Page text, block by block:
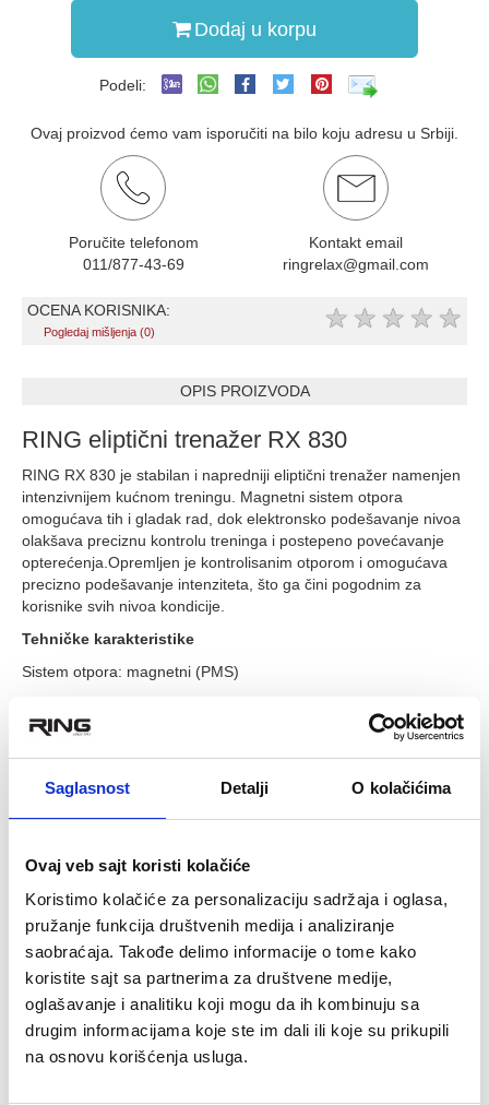
Saglasnost Detalji O kolačićima
Ovaj veb sajt koristi kolačiće
Koristimo kolačiće za personalizaciju sadržaja i oglasa,
pružanje funkcija društvenih medija i analiziranje
saobraćaja. Takođe delimo informacije o tome kako
koristite sajt sa partnerima za društvene medije,
oglašavanje i analitiku koji mogu da ih kombinuju sa
drugim informacijama koje ste im dali ili koje su prikupili
na osnovu korišćenja usluga.
Dodaj u korpu
Podeli:
Ovaj proizvod ćemo vam isporučiti na bilo koju adresu u Srbiji.
Poručite telefonom
011/877-43-69
Kontakt email
ringrelax@gmail.com
OCENA KORISNIKA:
Pogledaj mišljenja (0) ★ ★ ★ ★ ★
OPIS PROIZVODA
RING eliptični trenažer RX 830
RING RX 830 je stabilan i napredniji eliptični trenažer namenjen
intenzivnijem kućnom treningu. Magnetni sistem otpora
omogućava tih i gladak rad, dok elektronsko podešavanje nivoa
olakšava preciznu kontrolu treninga i postepeno povećavanje
opterećenja.Opremljen je kontrolisanim otporom i omogućava
precizno podešavanje intenziteta, što ga čini pogodnim za
korisnike svih nivoa kondicije.
Tehničke karakteristike
Sistem otpora: magnetni (PMS)
Podešavanje otpora: elektronsko (preko konzole)
Pogon: crank sistem
Ergonomija i podešavanje
Ručke: 340 mm
Preporučena visina korisnika: 155 – 190 cm
Sedište: fiksno
Konzola i praćenje treninga
Prikaz konzole: vreme, brzina, distanca, kalorije, puls, RPM
Performanse i nosivost